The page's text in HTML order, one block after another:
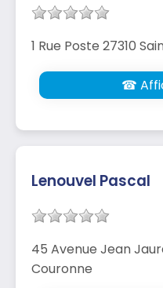
1 Rue Poste 27310
☎
Lenouvel Pascal
45 Avenue Jean
Couronne